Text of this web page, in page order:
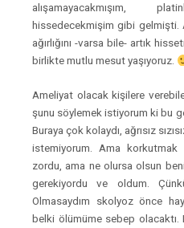
alışamayacakmışım,
hissedecekmişim gibi gelmişti.
ağırlığını -varsa bile- artık
birlikte mutlu mesut yaşıyoruz.
Ameliyat olacak kişilere
şunu söylemek istiyorum ki bu
Buraya çok kolaydı, ağrısız
istemiyorum. Ama
zordu, ama ne olursa olsun
gerekiyordu ve oldum.
Olmasaydım skolyoz önce
belki ölümüme sebep